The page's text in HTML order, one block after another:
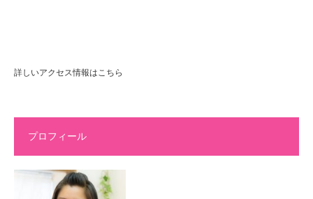
詳しいアクセス情報はこちら
プロフィール